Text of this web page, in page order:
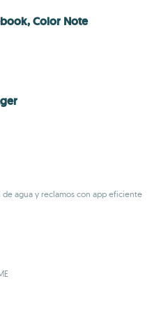
Color Note
agua y reclamos con app eficiente